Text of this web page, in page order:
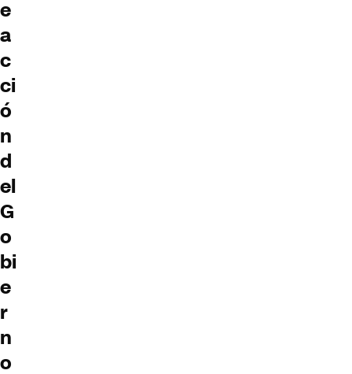
e
a
c
ci
ó
n
d
el
G
o
bi
e
r
n
o